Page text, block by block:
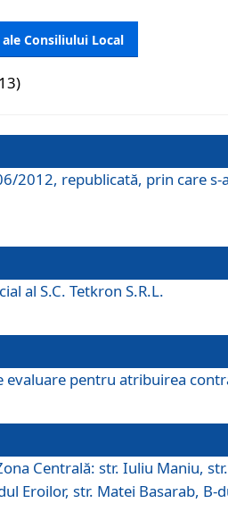
Consiliului Local
2012, republicată, prin care
al S.C. Tetkron S.R.L.
evaluare pentru atribuirea
Centrală: str. Iuliu Maniu,
Eroilor, str. Matei Basarab,